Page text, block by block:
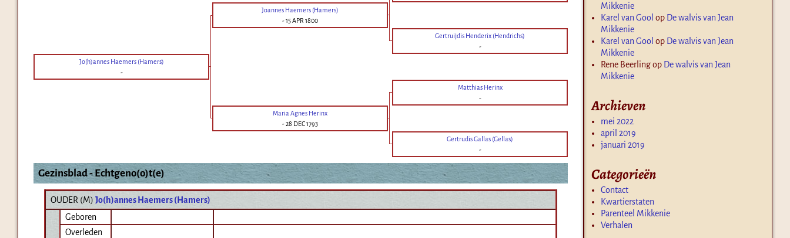
Joannes Haemers (Hamers)
-15 APR 1800
Gertruijdis Henderix (Hendrichs)
-
Jo(h)annes Haemers (Hamers)
-
Matthias Herinx
-
Maria Agnes Herinx
-28 DEC 1793
Gertrudis Gallas (Gellas)
-
Gezinsblad - Echtgeno(o)t(e)
OUDER (M) Jo(h)annes Haemers (Hamers)
Geboren
Overleden
Mikkenie
Karel van Gool op De walvis van Jean
Mikkenie
Karel van Gool op De walvis van Jean
Mikkenie
Rene Beerlingop De walvis van Jean
Mikkenie
Archieven
mei 2022
april 2019
januari 2019
Categorieën
Contact
Kwartierstaten
Parenteel Mikkenie
Verhalen